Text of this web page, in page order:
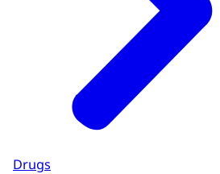
Drugs